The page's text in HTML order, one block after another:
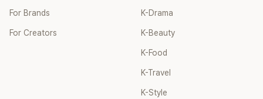
For Brands
For Creators
K-Drama
K-Beauty
K-Food
K-Travel
K-Style